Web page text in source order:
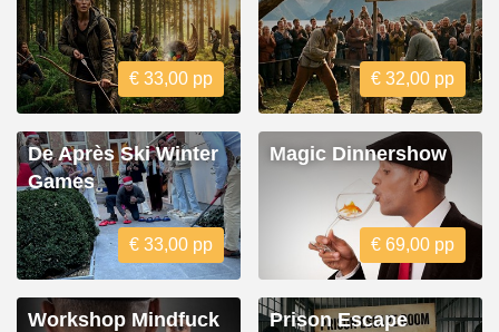
€ 33,00 pp € 32,00 pp
De Après Ski Winter
Games
€ 33,00 pp
Magic Dinnershow
€ 69,00 pp
Workshop Mindfuck Prison Escape